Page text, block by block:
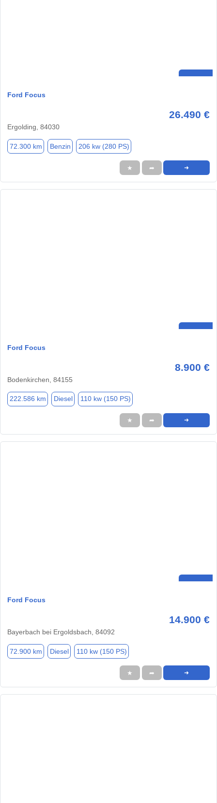
Ford Focus
26.490 €
Ergolding, 84030
72.300 km Benzin 206 kw (280 PS)
★ ➦ ➜
Ford Focus
8.900 €
Bodenkirchen, 84155
222.586 km Diesel 110 kw (150 PS)
★ ➦ ➜
Ford Focus
14.900 €
Bayerbach bei Ergoldsbach, 84092
72.900 km Diesel 110 kw (150 PS)
★ ➦ ➜